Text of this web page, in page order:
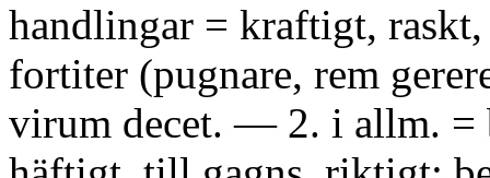
handlingar = kraftigt,
fortiter (pugnare, rem
virum decet. — 2. i allm. =